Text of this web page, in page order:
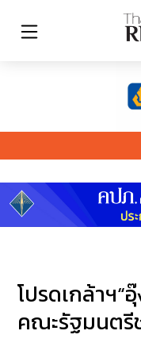
โปรดเกล้าฯ“
คณะรัฐมนตรี